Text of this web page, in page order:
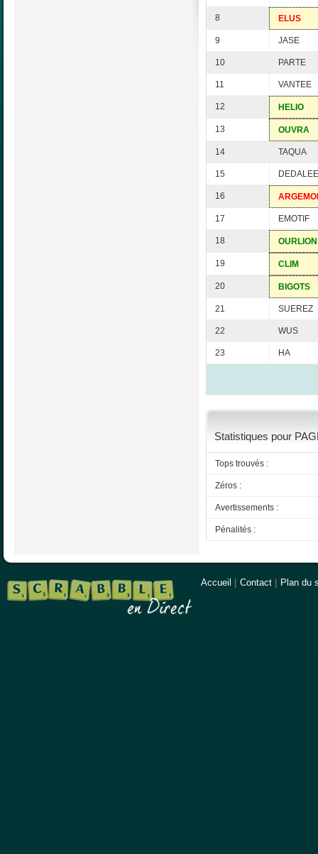
8 ELUS
9 JASE
10 PARTE
11 VANTEE
12 HELIO
13 OUVRA
14 TAQUA
15
16
17 EMOTIF
18
19 CLIM
20 BIGOTS
21 SUEREZ
22 WUS
23 HA
Statistiques pour
Tops trouvés :
Zéros :
Avertissements :
Pénalités :
Accueil Contact Plan du